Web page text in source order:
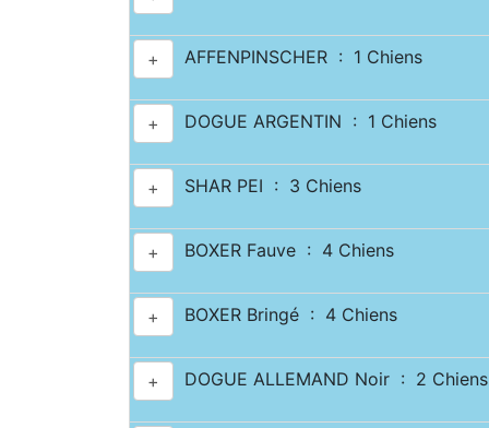
+ AFFENPINSCHER : 1 Chiens
+ DOGUE ARGENTIN : 1 Chiens
+ SHAR PEI : 3 Chiens
+ BOXER Fauve : 4 Chiens
+ BOXER Bringé : 4 Chiens
+ DOGUE ALLEMAND Noir : 2 Chiens